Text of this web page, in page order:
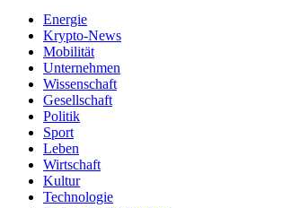
Energie
Krypto-News
Mobilität
Unternehmen
Wissenschaft
Gesellschaft
Politik
Sport
Leben
Wirtschaft
Kultur
Technologie